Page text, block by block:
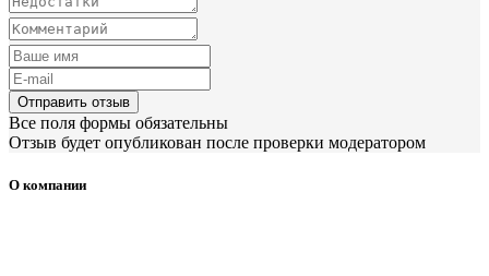
Отправить отзыв
Все поля формы обязательны
Отзыв будет опубликован после проверки модератором
О компании